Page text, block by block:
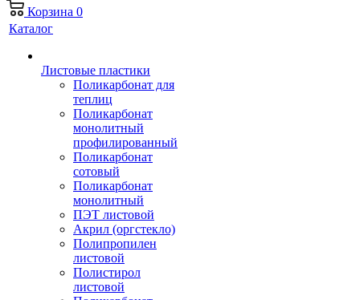
Корзина 0
Каталог
Листовые пластики
Поликарбонат для
теплиц
Поликарбонат
монолитный
профилированный
Поликарбонат
сотовый
Поликарбонат
монолитный
ПЭТ листовой
Акрил (оргстекло)
Полипропилен
листовой
Полистирол
листовой